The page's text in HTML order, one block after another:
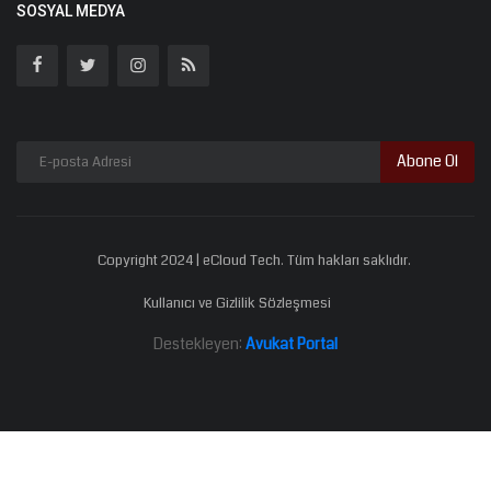
SOSYAL MEDYA
Abone Ol
Copyright 2024 | eCloud Tech. Tüm hakları saklıdır.
Kullanıcı ve Gizlilik Sözleşmesi
Destekleyen: Avukat Portal